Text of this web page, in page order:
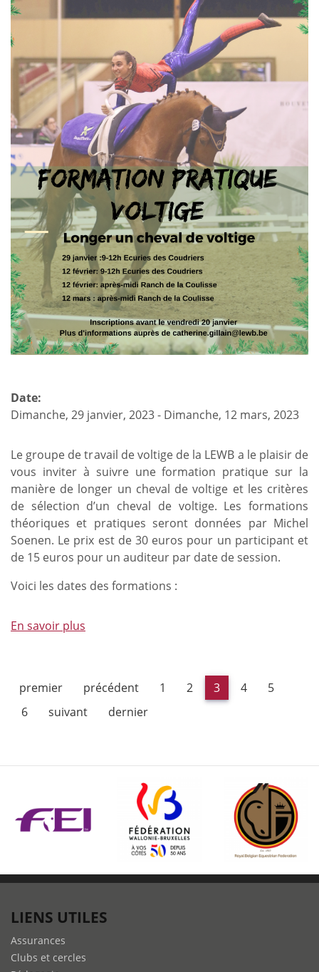
Date:
Dimanche, 29 janvier, 2023- Dimanche, 12 mars, 2023
Le groupe de travail de voltige de la LEWB a le plaisir de
vous inviter à suivre une formation pratique sur la
manière de longer un cheval de voltige et les critères
de sélection d’un cheval de voltige. Les formations
théoriques et pratiques seront données par Michel
Soenen. Le prix est de 30 euros pour un participant et
de 15 euros pour un auditeur par date de session.
Voici les dates des formations :
En savoir plus
pratique
sur
de
cheval
de
premier précédent 1 2 3 4
5
6
suivant dernier
LIENS UTILES
Assurances
Clubs et cercles